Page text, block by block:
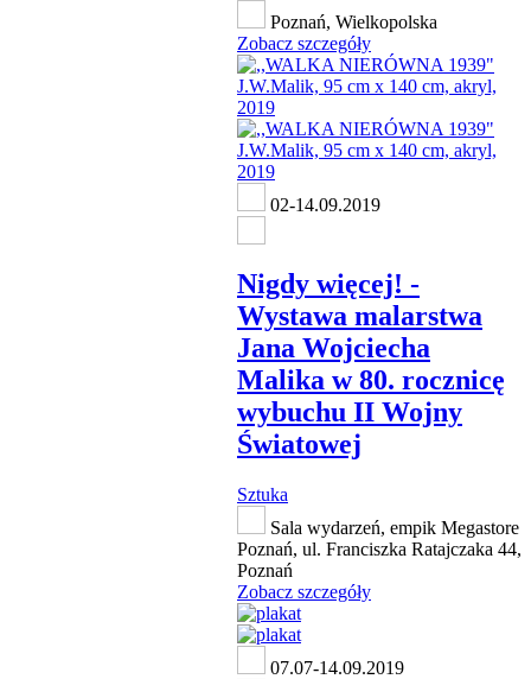
Poznań, Wielkopolska
Zobacz szczegóły
02-14.09.2019
Nigdy więcej! -
Wystawa malarstwa
Jana Wojciecha
Malika w 80. rocznicę
wybuchu II Wojny
Światowej
Sztuka
Sala wydarzeń, empik Megastore
Poznań, ul. Franciszka Ratajczaka 44,
Poznań
Zobacz szczegóły
07.07-14.09.2019